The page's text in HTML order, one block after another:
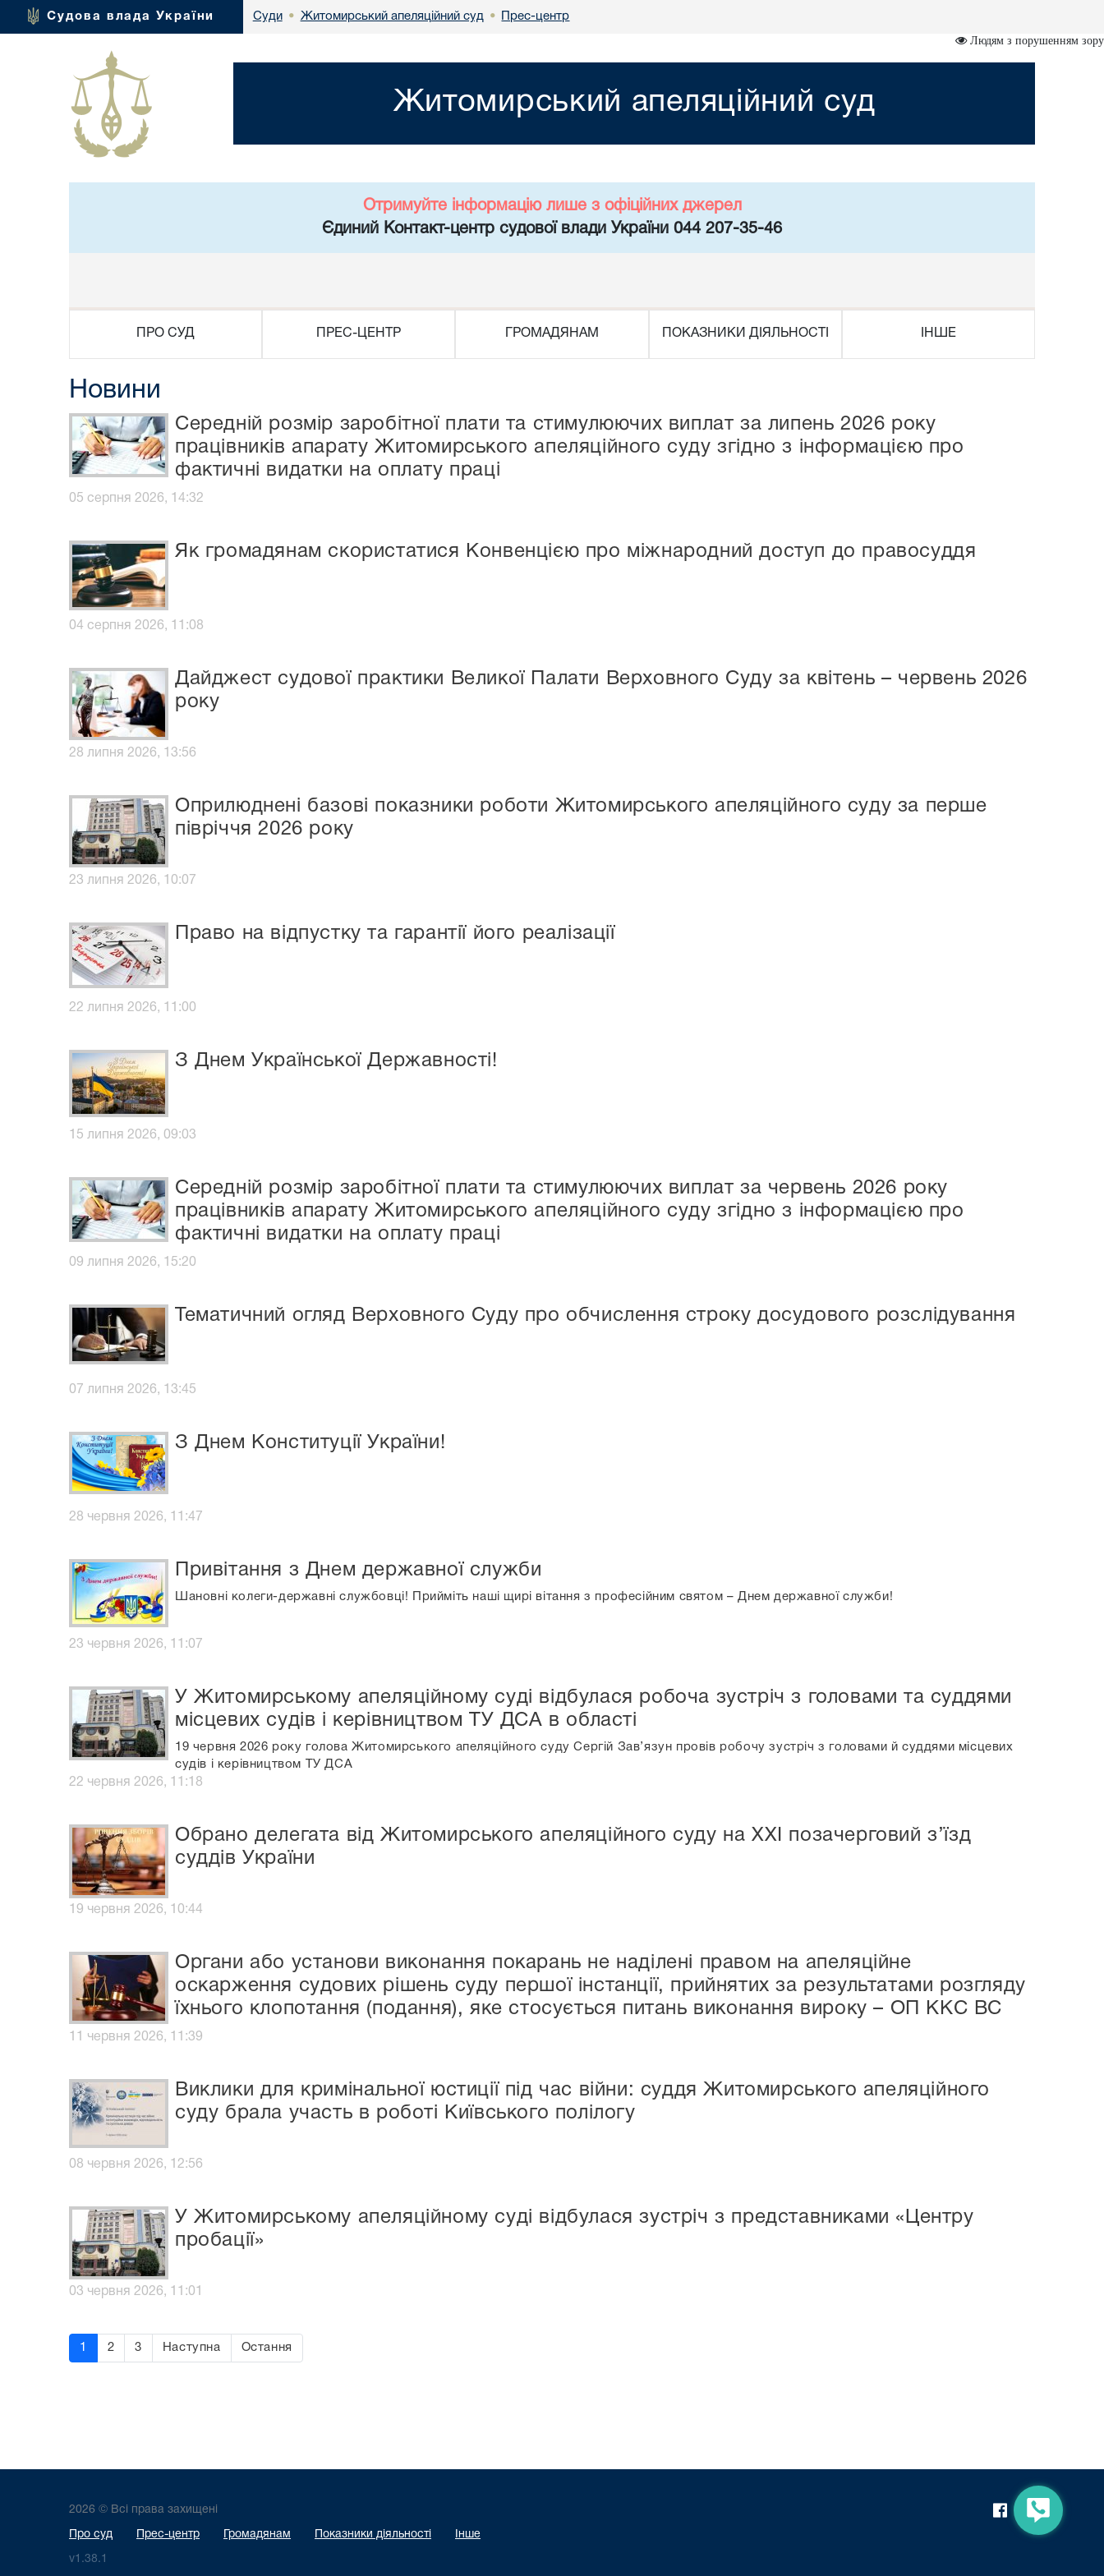
Судова влада України Суди • Житомирський апеляційний суд • Прес-центр
Людям з порушенням зору
Житомирський апеляційний суд
Отримуйте інформацію лише з офіційних джерел
Єдиний Контакт-центр судової влади України 044 207-35-46
ПРО СУД ПРЕС-ЦЕНТР ГРОМАДЯНАМ ПОКАЗНИКИ ДІЯЛЬНОСТІ ІНШЕ
Новини
Середній розмір заробітної плати та стимулюючих виплат за липень 2026 року
працівників апарату Житомирського апеляційного суду згідно з інформацією про
фактичні видатки на оплату праці
05 серпня 2026, 14:32
Як громадянам скористатися Конвенцією про міжнародний доступ до правосуддя
04 серпня 2026, 11:08
Дайджест судової практики Великої Палати Верховного Суду за квітень – червень 2026
року
28 липня 2026, 13:56
Оприлюднені базові показники роботи Житомирського апеляційного суду за перше
півріччя 2026 року
23 липня 2026, 10:07
Право на відпустку та гарантії його реалізації
22 липня 2026, 11:00
З Днем Української Державності!
15 липня 2026, 09:03
Середній розмір заробітної плати та стимулюючих виплат за червень 2026 року
працівників апарату Житомирського апеляційного суду згідно з інформацією про
фактичні видатки на оплату праці
09 липня 2026, 15:20
Тематичний огляд Верховного Суду про обчислення строку досудового розслідування
07 липня 2026, 13:45
З Днем Конституції України!
28 червня 2026, 11:47
Привітання з Днем державної служби
Шановні колеги-державні службовці! Прийміть наші щирі вітання з професійним святом – Днем державної служби!
23 червня 2026, 11:07
У Житомирському апеляційному суді відбулася робоча зустріч з головами та суддями
місцевих судів і керівництвом ТУ ДСА в області
19 червня 2026 року голова Житомирського апеляційного суду Сергій Зав’язун провів робочу зустріч з головами й суддями місцевих
судів і керівництвом ТУ ДСА
22 червня 2026, 11:18
Обрано делегата від Житомирського апеляційного суду на ХХІ позачерговий з’їзд
суддів України
19 червня 2026, 10:44
Органи або установи виконання покарань не наділені правом на апеляційне
оскарження судових рішень суду першої інстанції, прийнятих за результатами розгляду
їхнього клопотання (подання), яке стосується питань виконання вироку – ОП ККС ВС
11 червня 2026, 11:39
Виклики для кримінальної юстиції під час війни: суддя Житомирського апеляційного
суду брала участь в роботі Київського полілогу
08 червня 2026, 12:56
У Житомирському апеляційному суді відбулася зустріч з представниками «Центру
пробації»
03 червня 2026, 11:01
1 2 3 Наступна Остання
2026 © Всі права захищені
Про суд Прес-центр Громадянам Показники діяльності Інше
v1.38.1